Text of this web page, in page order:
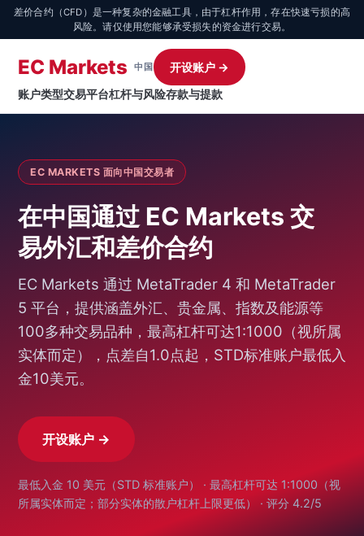
差价合约（CFD）是一种复杂的金融工具，由于杠杆作用，存在快速亏损的高
风险。请仅使用您能够承受损失的资金进行交易。
EC Markets 中国
账户类型交易平台杠杆与风险存款与提款
开设账户 →
EC MARKETS 面向中国交易者
在中国通过 EC Markets 交
易外汇和差价合约
EC Markets 通过 MetaTrader 4 和 MetaTrader
5 平台，提供涵盖外汇、贵金属、指数及能源等
100多种交易品种，最高杠杆可达1:1000（视所属
实体而定），点差自1.0点起，STD标准账户最低入
金10美元。
开设账户 →
最低入金 10 美元（STD 标准账户） · 最高杠杆可达 1:1000（视
所属实体而定；部分实体的散户杠杆上限更低） · 评分 4.2/5